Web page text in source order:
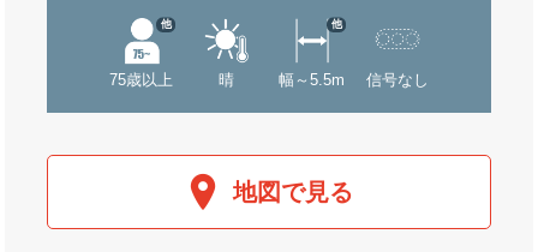
75歳以上
他
晴 幅～5.5m
他
信号なし
地図で見る